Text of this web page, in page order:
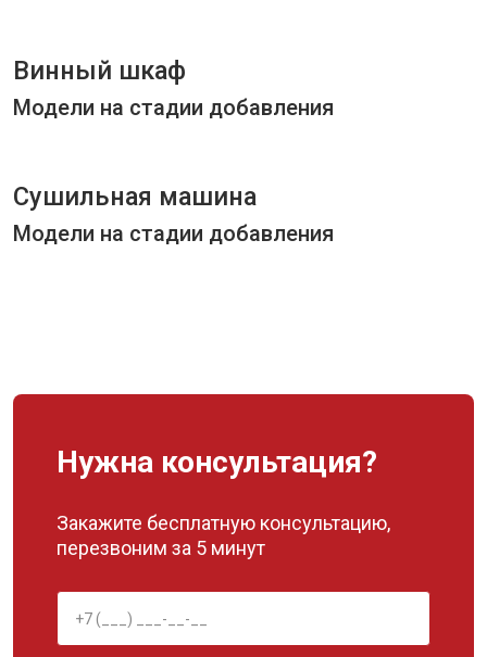
Винный шкаф
Модели на стадии добавления
Сушильная машина
Модели на стадии добавления
Нужна консультация?
Закажите бесплатную консультацию,
перезвоним за 5 минут